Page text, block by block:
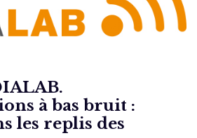
à bas bruit :
les replis des